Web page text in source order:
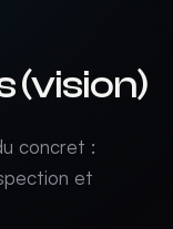
(vision)
concret :
et